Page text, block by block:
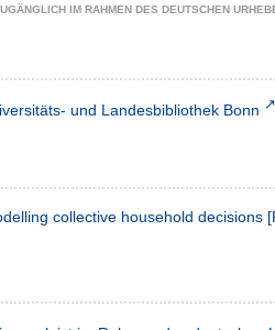
IM RAHMEN DES DEUTSCHEN
und Landesbibliothek Bonn
collective household decisions [